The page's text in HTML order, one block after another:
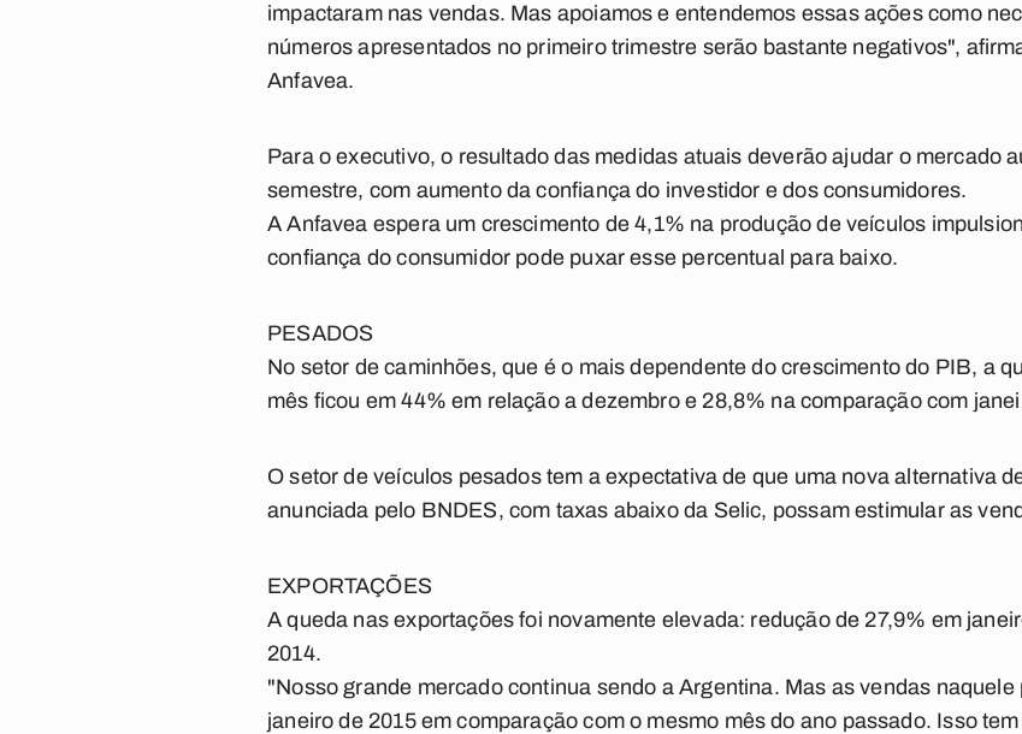
impactaram nas vendas. Mas apoiamos e entendemos essas ações como
números apresentados no primeiro trimestre serão bastante negativos",
Anfavea.
Para o executivo, o resultado das medidas atuais deverão ajudar o mercado
semestre, com aumento da confiança do investidor e dos consumidores.
A Anfavea espera um crescimento de 4,1% na produção de veículos
confiança do consumidor pode puxar esse percentual para baixo.
PESADOS
No setor de caminhões, que é o mais dependente do crescimento do PIB, a
mês ficou em 44% em relação a dezembro e 28,8% na comparação com
O setor de veículos pesados tem a expectativa de que uma nova alternativa
anunciada pelo BNDES, com taxas abaixo da Selic, possam estimular as
EXPORTAÇÕES
A queda nas exportações foi novamente elevada: redução de 27,9% em
2014.
"Nosso grande mercado continua sendo a Argentina. Mas as vendas
janeiro de 2015 em comparação com o mesmo mês do ano passado. Isso